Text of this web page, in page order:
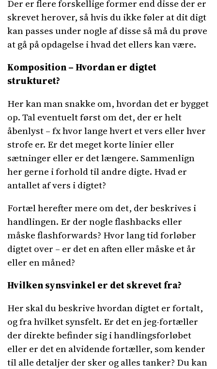
Der er flere forskellige former end disse der er
skrevet herover, så hvis du ikke føler at dit digt
kan passes under nogle af disse så må du prøve
at gå på opdagelse i hvad det ellers kan være.
Komposition – Hvordan er digtet
strukturet?
Her kan man snakke om, hvordan det er bygget
op. Tal eventuelt først om det, der er helt
åbenlyst – fx hvor lange hvert et vers eller hver
strofe er. Er det meget korte linier eller
sætninger eller er det længere. Sammenlign
her gerne i forhold til andre digte. Hvad er
antallet af vers i digtet?
Fortæl herefter mere om det, der beskrives i
handlingen. Er der nogle flashbacks eller
måske flashforwards? Hvor lang tid forløber
digtet over – er det en aften eller måske et år
eller en måned?
Hvilken synsvinkel er det skrevet fra?
Her skal du beskrive hvordan digtet er fortalt,
og fra hvilket synsfelt. Er det en jeg-fortæller
der direkte befinder sig i handlingsforløbet
eller er det en alvidende fortæller, som kender
til alle detaljer der sker og alles tanker? Du kan